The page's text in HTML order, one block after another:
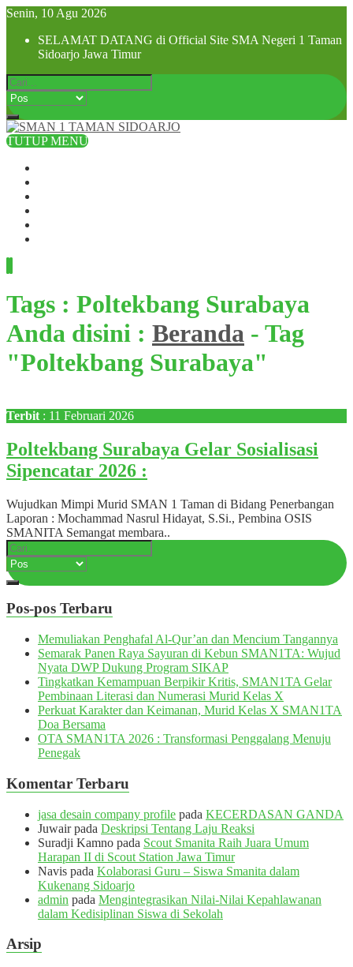
Senin, 10 Agu 2026
SELAMAT DATANG di Official Site SMA Negeri 1 Taman
Sidoarjo Jawa Timur
TUTUP MENU
Tags : Poltekbang Surabaya
Anda disini : Beranda - Tag
"Poltekbang Surabaya"
Terbit : 11 Februari 2026
Poltekbang Surabaya Gelar Sosialisasi
Sipencatar 2026 :
Wujudkan Mimpi Murid SMAN 1 Taman di Bidang Penerbangan
Laporan : Mochammad Nasrul Hidayat, S.Si., Pembina OSIS
SMANITA Semangat membara..
Pos-pos Terbaru
Memuliakan Penghafal Al-Qur’an dan Mencium Tangannya
Semarak Panen Raya Sayuran di Kebun SMAN1TA: Wujud
Nyata DWP Dukung Program SIKAP
Tingkatkan Kemampuan Berpikir Kritis, SMAN1TA Gelar
Pembinaan Literasi dan Numerasi Murid Kelas X
Perkuat Karakter dan Keimanan, Murid Kelas X SMAN1TA
Doa Bersama
OTA SMAN1TA 2026 : Transformasi Penggalang Menuju
Penegak
Komentar Terbaru
jasa desain company profile pada KECERDASAN GANDA
Juwairpada Deskripsi Tentang Laju Reaksi
Suradji Kamno pada Scout Smanita Raih Juara Umum
Harapan II di Scout Station Jawa Timur
Navis pada Kolaborasi Guru – Siswa Smanita dalam
Kukenang Sidoarjo
admin pada Mengintegrasikan Nilai-Nilai Kepahlawanan
dalam Kedisiplinan Siswa di Sekolah
Arsip